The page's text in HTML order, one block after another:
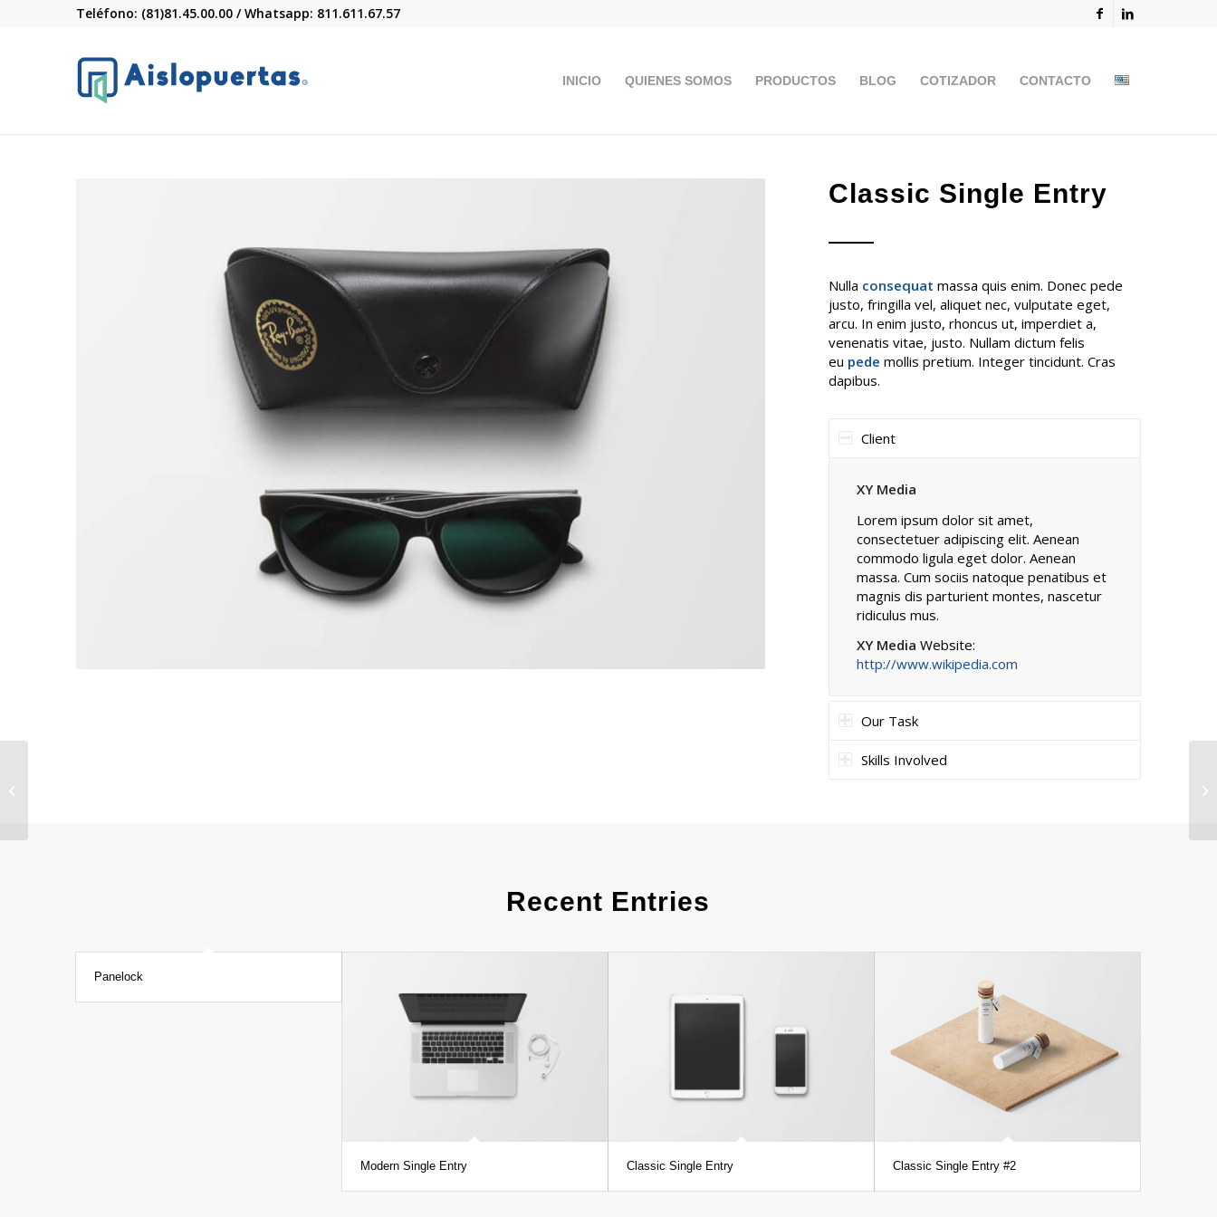
Teléfono: (81)81.45.00.00 / Whatsapp: 811.611.67.57
R INICIO QUIENES SOMOS PRODUCTOS BLOG COTIZADOR CONTACTO
Classic Single Entry
Nulla consequat massa quis enim. Donec pede
justo, fringilla vel, aliquet nec, vulputate eget,
arcu. In enim justo, rhoncus ut, imperdiet a,
venenatis vitae, justo. Nullam dictum felis
eu pede mollis pretium. Integer tincidunt. Cras
dapibus.
Client
XY Media
Lorem ipsum dolor sit amet,
consectetuer adipiscing elit. Aenean
commodo ligula eget dolor. Aenean
massa. Cum sociis natoque penatibus et
magnis dis parturient montes, nascetur
ridiculus mus.
XY Media Website:
http://www.wikipedia.com
Our Task
Skills Involved
Recent Entries
Panelock
Modern Single Entry Classic Single Entry Classic Single Entry #2